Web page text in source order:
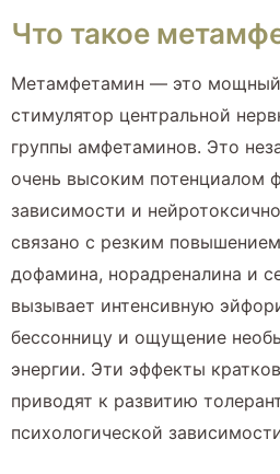
Что такое
Метамфетамин — это мощный
стимулятор центральной
группы амфетаминов. Это
очень высоким потенциалом
зависимости и
связано с резким
дофамина, норадреналина и
вызывает интенсивную
бессонницу и ощущение
энергии. Эти эффекты
приводят к развитию
психологической